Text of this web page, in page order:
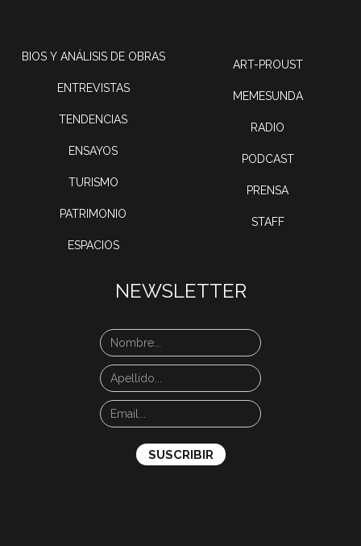
BIOS Y ANÁLISIS DE OBRAS
ENTREVISTAS
TENDENCIAS
ENSAYOS
TURISMO
PATRIMONIO
ESPACIOS
ART-PROUST
MEMESUNDA
RADIO
PODCAST
PRENSA
STAFF
NEWSLETTER